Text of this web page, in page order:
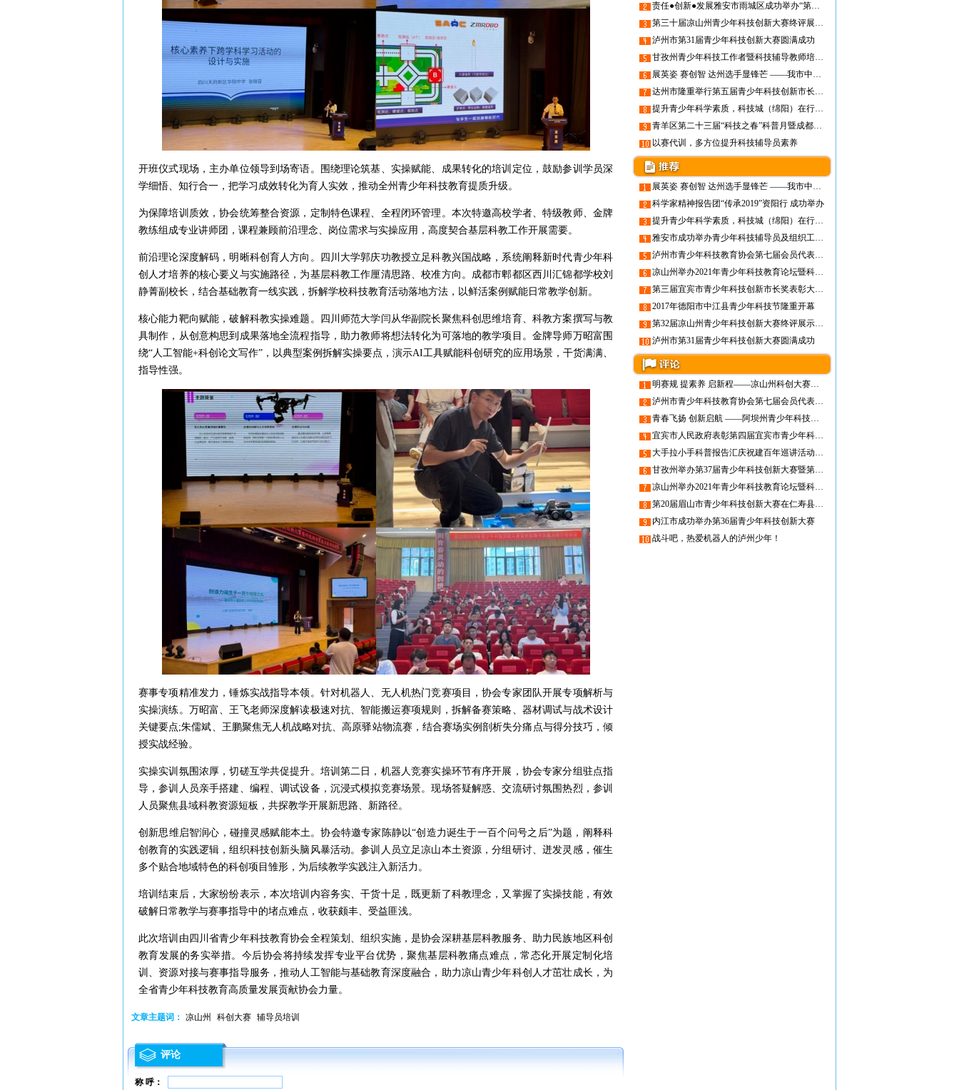
开班仪式现场，主办单位领导到场寄语。围绕理论筑基、实操赋能、成果转化的培训定位，鼓励参训学员深
学细悟、知行合一，把学习成效转化为育人实效，推动全州青少年科技教育提质升级。
为保障培训质效，协会统筹整合资源，定制特色课程、全程闭环管理。本次特邀高校学者、特级教师、金牌
教练组成专业讲师团，课程兼顾前沿理念、岗位需求与实操应用，高度契合基层科教工作开展需要。
前沿理论深度解码，明晰科创育人方向。四川大学郭庆功教授立足科教兴国战略，系统阐释新时代青少年科
创人才培养的核心要义与实施路径，为基层科教工作厘清思路、校准方向。成都市郫都区西川汇锦都学校刘
静菁副校长，结合基础教育一线实践，拆解学校科技教育活动落地方法，以鲜活案例赋能日常教学创新。
核心能力靶向赋能，破解科教实操难题。四川师范大学闫从华副院长聚焦科创思维培育、科教方案撰写与教
具制作，从创意构思到成果落地全流程指导，助力教师将想法转化为可落地的教学项目。金牌导师万昭富围
绕“人工智能+科创论文写作”，以典型案例拆解实操要点，演示AI工具赋能科创研究的应用场景，干货满满、
指导性强。
赛事专项精准发力，锤炼实战指导本领。针对机器人、无人机热门竞赛项目，协会专家团队开展专项解析与
实操演练。万昭富、王飞老师深度解读极速对抗、智能搬运赛项规则，拆解备赛策略、器材调试与战术设计
关键要点;朱儒斌、王鹏聚焦无人机战略对抗、高原驿站物流赛，结合赛场实例剖析失分痛点与得分技巧，倾
授实战经验。
实操实训氛围浓厚，切磋互学共促提升。培训第二日，机器人竞赛实操环节有序开展，协会专家分组驻点指
导，参训人员亲手搭建、编程、调试设备，沉浸式模拟竞赛场景。现场答疑解惑、交流研讨氛围热烈，参训
人员聚焦县域科教资源短板，共探教学开展新思路、新路径。
创新思维启智润心，碰撞灵感赋能本土。协会特邀专家陈静以“创造力诞生于一百个问号之后”为题，阐释科
创教育的实践逻辑，组织科技创新头脑风暴活动。参训人员立足凉山本土资源，分组研讨、迸发灵感，催生
多个贴合地域特色的科创项目雏形，为后续教学实践注入新活力。
培训结束后，大家纷纷表示，本次培训内容务实、干货十足，既更新了科教理念，又掌握了实操技能，有效
破解日常教学与赛事指导中的堵点难点，收获颇丰、受益匪浅。
此次培训由四川省青少年科技教育协会全程策划、组织实施，是协会深耕基层科教服务、助力民族地区科创
教育发展的务实举措。今后协会将持续发挥专业平台优势，聚焦基层科教痛点难点，常态化开展定制化培
训、资源对接与赛事指导服务，推动人工智能与基础教育深度融合，助力凉山青少年科创人才茁壮成长，为
全省青少年科技教育高质量发展贡献协会力量。
文章主题词： 凉山州 科创大赛 辅导员培训
评论
称 呼：
责任●创新●发展雅安市雨城区成功举办“第一届雨城科技教育论坛”
第三十届凉山州青少年科技创新大赛终评展示会在德昌县隆重举行
泸州市第31届青少年科技创新大赛圆满成功
甘孜州青少年科技工作者暨科技辅导教师培训班在炉霍举办
展英姿 赛创智 达州选手显锋芒 ——我市中小学生征战第十七届四川省青少年机器人 竞赛（普及组）勇夺多个项目冠亚军
达州市隆重举行第五届青少年科技创新市长奖颁奖大会
提升青少年科学素质，科技城（绵阳）在行动！
青羊区第二十三届“科技之春”科普月暨成都市树德实验中学（东区）第八届科技节开幕
以赛代训，多方位提升科技辅导员素养
展英姿 赛创智 达州选手显锋芒 ——我市中小学生征战第十七届四川省青少年机器人 竞赛（普及组）勇夺多个项目冠亚军
科学家精神报告团“传承2019”资阳行 成功举办
提升青少年科学素质，科技城（绵阳）在行动！
雅安市成功举办青少年科技辅导员及组织工作者培训会
泸州市青少年科技教育协会第七届会员代表大会召开
凉山州举办2021年青少年科技教育论坛暨科技辅导员能力提升培训
第三届宜宾市青少年科技创新市长奖表彰大会隆重举行
2017年德阳市中江县青少年科技节隆重开幕
第32届凉山州青少年科技创新大赛终评展示会圆满举行
泸州市第31届青少年科技创新大赛圆满成功
明赛规 提素养 启新程——凉山州科创大赛辅导员培训如期举办
泸州市青少年科技教育协会第七届会员代表大会召开
青春飞扬 创新启航 ——阿坝州青少年科技创新大赛精彩纷呈
宜宾市人民政府表彰第四届宜宾市青少年科技创新市长奖
大手拉小手科普报告汇庆祝建百年巡讲活动走进四川达州
甘孜州举办第37届青少年科技创新大赛暨第2届青少年机器人大赛
凉山州举办2021年青少年科技教育论坛暨科技辅导员能力提升培训
第20届眉山市青少年科技创新大赛在仁寿县开幕
内江市成功举办第36届青少年科技创新大赛
战斗吧，热爱机器人的泸州少年！